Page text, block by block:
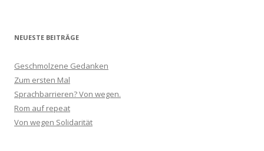
NEUESTE BEITRÄGE
Geschmolzene Gedanken
Zum ersten Mal
Sprachbarrieren? Von wegen.
Rom auf repeat
Von wegen Solidarität